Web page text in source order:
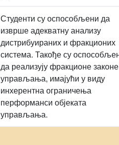
Студенти су оспособљени да
изврше адекватну анализу
дистрибуираних и фракционих
система. Такође су
да реализују фракционе законе
управљања, имајући у виду
инхерентна ограничења
перформанси објеката
управљања.